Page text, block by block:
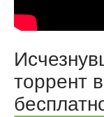
торрент